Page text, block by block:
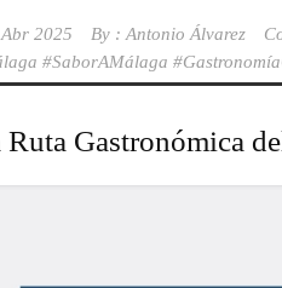
2025 By : Antonio Álvarez
#SaborAMálaga
Ruta Gastronómica